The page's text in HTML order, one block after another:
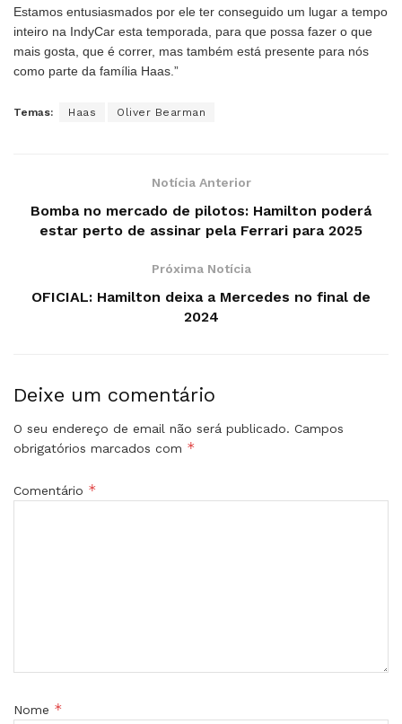
Estamos entusiasmados por ele ter conseguido um lugar a tempo
inteiro na IndyCar esta temporada, para que possa fazer o que
mais gosta, que é correr, mas também está presente para nós
como parte da família Haas.”
Temas: Haas Oliver Bearman
Notícia Anterior
Bomba no mercado de pilotos: Hamilton poderá
estar perto de assinar pela Ferrari para 2025
Próxima Notícia
OFICIAL: Hamilton deixa a Mercedes no final de
2024
Deixe um comentário
O seu endereço de email não será publicado. Campos
obrigatórios marcados com *
Comentário *
Nome *